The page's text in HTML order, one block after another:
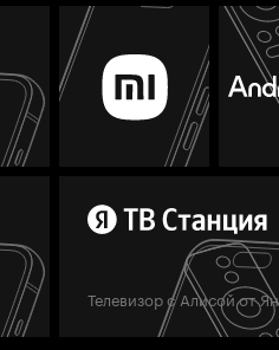
Телевизор с Алисой от